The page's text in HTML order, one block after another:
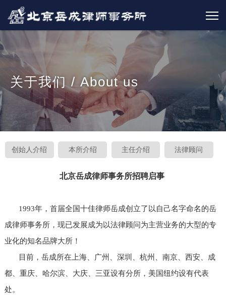
关于我们 / About us
创始人介绍 本所介绍 主任介绍 法律顾问
北京岳成律师事务所招聘启事
1993年，首届全国十佳律师岳成创立了以自己名字命名的岳
成律师事务所，现已发展成为以法律顾问为主营业务的大型的专
业化的知名品牌大所！
目前，岳成所在上海、广州、深圳、杭州、南京、西安、成
都、重庆、哈尔滨、大庆、三亚设有分所，美国纽约设有代表
处。